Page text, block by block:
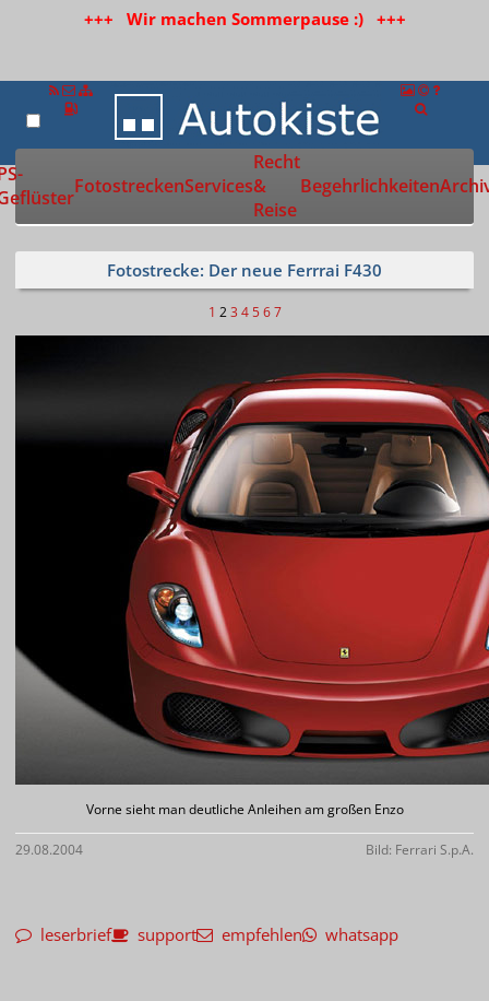
+++ Wir machen Sommerpause :) +++
Zur Startseite
FotostreckenServices
Recht
&
Reise
Begehrlichkeiten
Fotostrecke: Der neue Ferrrai F430
1 2 3 4 5 6 7
Vorne sieht man deutliche Anleihen am großen Enzo
29.08.2004 Bild: Ferrari S.p.A.
leserbrief support empfehlen whatsapp